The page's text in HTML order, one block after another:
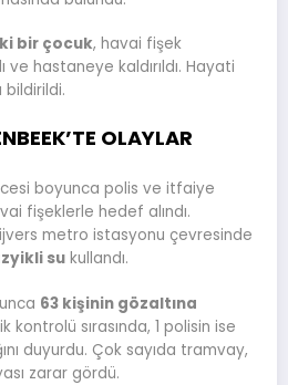
bir çocuk, havai fişek
ve hastaneye kaldırıldı. Hayati
bildirildi.
OLAYLAR
boyunca polis ve itfaiye
fişeklerle hedef alındı.
metro istasyonu çevresinde
su kullandı.
63 kişinin gözaltına
kontrolü sırasında, 1 polisin ise
duyurdu. Çok sayıda tramvay,
zarar gördü.